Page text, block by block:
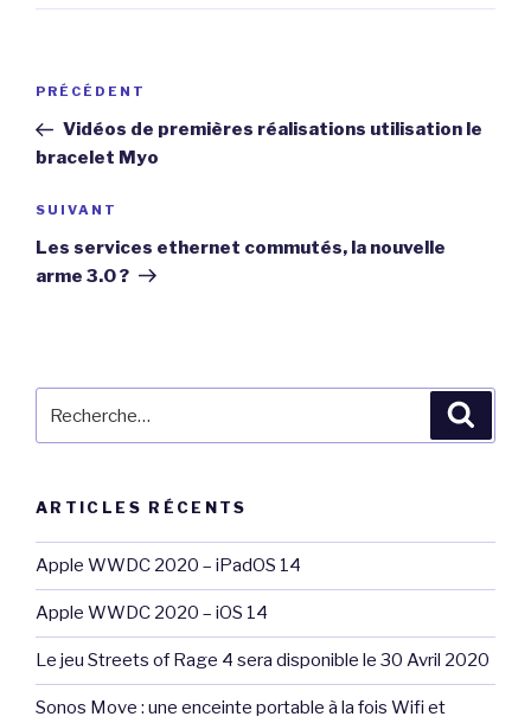
Navigation
l’article
Article
précédent
PRÉCÉDENT
Vidéos de premières réalisations utilisation le
bracelet Myo
Article
suivant
SUIVANT
Les services ethernet commutés, la nouvelle
arme 3.0 ?
pour
ARTICLES RÉCENTS
Apple WWDC 2020 – iPadOS 14
Apple WWDC 2020 – iOS 14
Le jeu Streets of Rage 4 sera disponible le 30 Avril 2020
Sonos Move : une enceinte portable à la fois Wifi et